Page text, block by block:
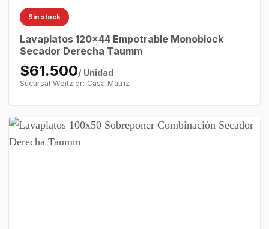
Sin stock
Lavaplatos 120×44 Empotrable Monoblock
Secador Derecha Taumm
$61.500/ Unidad
Sucursal Weitzler: Casa Matriz